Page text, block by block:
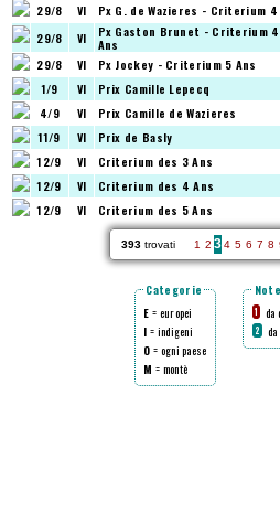
29/8
VI Px G. de Wazieres - Criterium 4
29/8
VI Px Gaston Brunet - Criterium 4
Ans
29/8
VI Px Jockey - Criterium 5 Ans
1/9
VI Prix Camille Lepecq
4/9
VI Prix Camille de Wazieres
11/9
VI Prix de Basly
12/9
VI Criterium des 3 Ans
12/9
VI Criterium des 4 Ans
12/9
VI Criterium des 5 Ans
393 trovati 1 2 34 5 6 7 8
Categorie
E = europei
I = indigeni
O = ogni paese
M = montè
Note
1 da
2